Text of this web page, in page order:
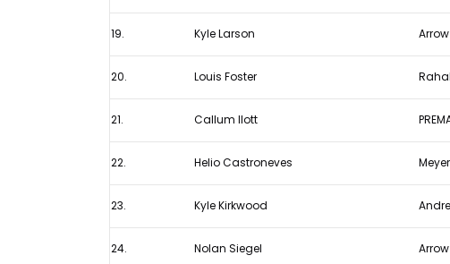
19. Kyle Larson
20. Louis Foster
21. Callum Ilott
22. Helio Castroneves
23. Kyle Kirkwood
24. Nolan Siegel